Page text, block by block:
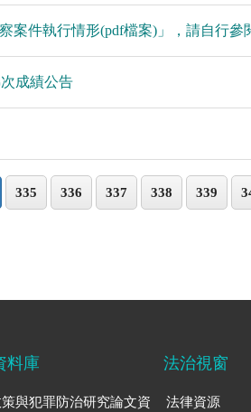
案件執行情形(pdf檔案)」，請自行參
成績公告
335 336 337 338 339
料庫
與犯罪防治研究論文資
法治視窗
法律資源